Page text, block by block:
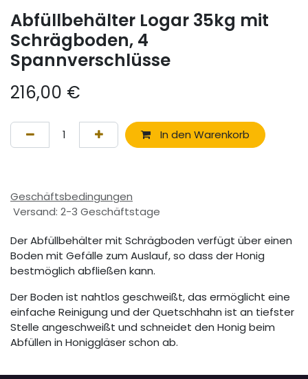
Abfüllbehälter Logar 35kg mit
Schrägboden, 4
Spannverschlüsse
216,00 €
In den Warenkorb
Geschäftsbedingungen
Versand: 2-3 Geschäftstage
Der Abfüllbehälter mit Schrägboden verfügt über einen
Boden mit Gefälle zum Auslauf, so dass der Honig
bestmöglich abfließen kann.
Der Boden ist nahtlos geschweißt, das ermöglicht eine
einfache Reinigung und der Quetschhahn ist an tiefster
Stelle angeschweißt und schneidet den Honig beim
Abfüllen in Honiggläser schon ab.